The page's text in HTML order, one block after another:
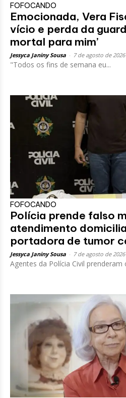
FOFOCANDO
Emocionada, Vera
vício e perda da
mortal para mim’
Jessyca Janiny Sousa 7 de agosto de 2026
"Todos os fins de semana eu...
FOFOCANDO
Polícia prende falso
atendimento
portadora de tumor
Jessyca Janiny Sousa 7 de agosto de 2026
Agentes da Polícia Civil prenderam